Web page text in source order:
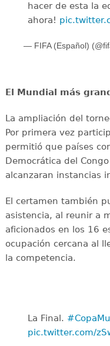
hacer de esta la
ahora!
— FIFA (Español)
El Mundial más
La ampliación del
Por primera vez
permitió que países
Democrática del
alcanzaran instancias
El certamen también
asistencia, al reunir a
aficionados en los 16
ocupación cercana al
la competencia.
La Final. ️
pic.twitter.com/